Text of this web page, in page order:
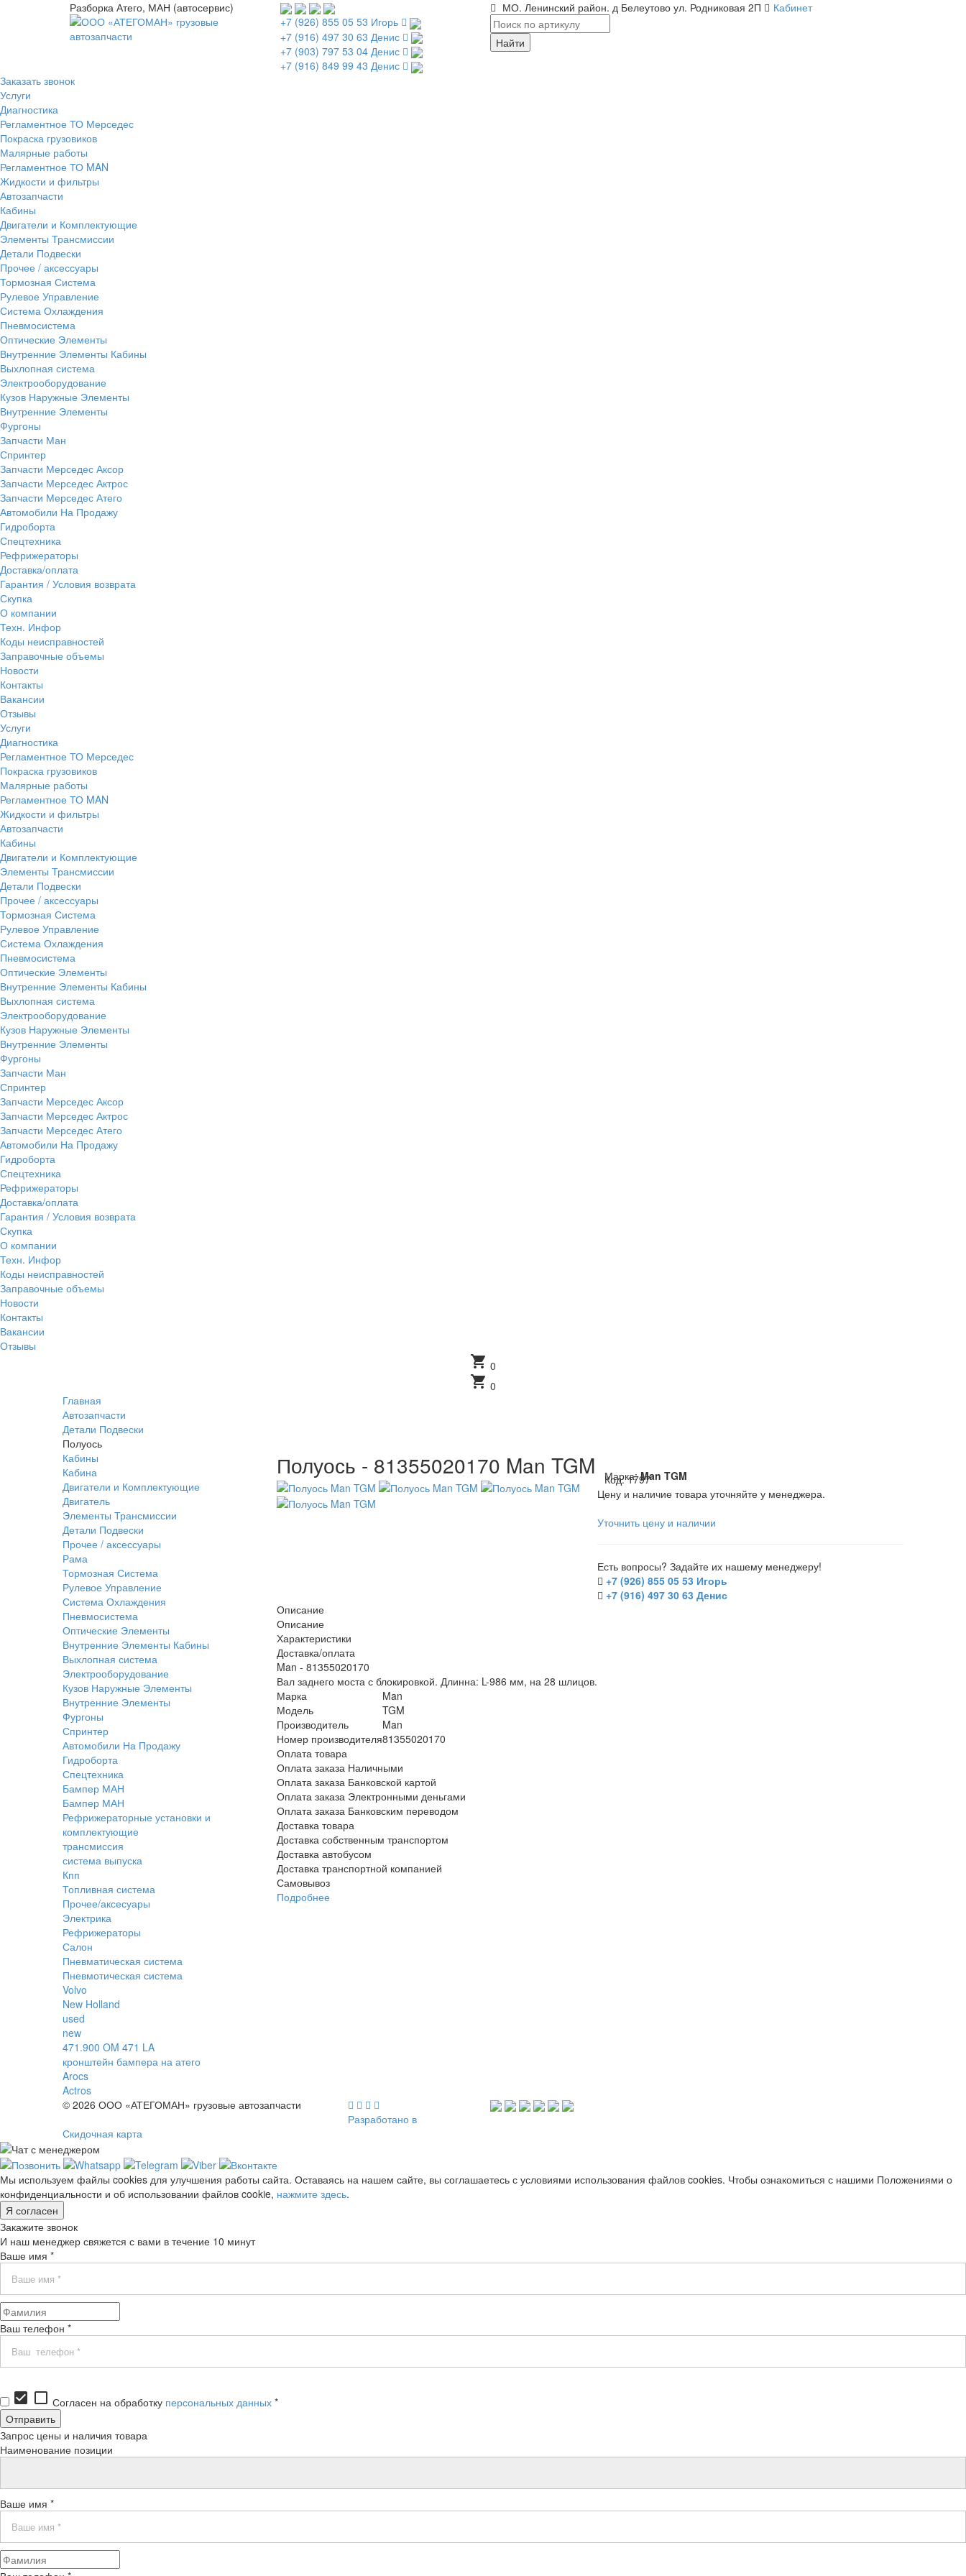
Разборка Атего, МАН (автосервис) МО. Ленинский район. д Белеутово ул. Родниковая 2П
Кабинет
+7 (926) 855 05 53 Игорь
+7 (916) 497 30 63 Денис
+7 (903) 797 53 04 Денис
+7 (916) 849 99 43 Денис
Заказать звонок
Услуги
Диагностика
Регламентное ТО Мерседес
Покраска грузовиков
Малярные работы
Регламентное ТО MAN
Жидкости и фильтры
Автозапчасти
Кабины
Двигатели и Комплектующие
Элементы Трансмиссии
Детали Подвески
Прочее / аксессуары
Тормозная Система
Рулевое Управление
Система Охлаждения
Пневмосистема
Оптические Элементы
Внутренние Элементы Кабины
Выхлопная система
Электрооборудование
Кузов Наружные Элементы
Внутренние Элементы
Фургоны
Запчасти Ман
Спринтер
Запчасти Мерседес Аксор
Запчасти Мерседес Актрос
Запчасти Мерседес Атего
Автомобили На Продажу
Гидроборта
Спецтехника
Рефрижераторы
Доставка/оплата
Гарантия / Условия возврата
Скупка
О компании
Техн. Инфор
Коды неисправностей
Заправочные объемы
Новости
Контакты
Вакансии
Отзывы
Услуги
Диагностика
Регламентное ТО Мерседес
Покраска грузовиков
Малярные работы
Регламентное ТО MAN
Жидкости и фильтры
Автозапчасти
Кабины
Двигатели и Комплектующие
Элементы Трансмиссии
Детали Подвески
Прочее / аксессуары
Тормозная Система
Рулевое Управление
Система Охлаждения
Пневмосистема
Оптические Элементы
Внутренние Элементы Кабины
Выхлопная система
Электрооборудование
Кузов Наружные Элементы
Внутренние Элементы
Фургоны
Запчасти Ман
Спринтер
Запчасти Мерседес Аксор
Запчасти Мерседес Актрос
Запчасти Мерседес Атего
Автомобили На Продажу
Гидроборта
Спецтехника
Рефрижераторы
Доставка/оплата
Гарантия / Условия возврата
Скупка
О компании
Техн. Инфор
Коды неисправностей
Заправочные объемы
Новости
Контакты
Вакансии
Отзывы
shopping_cart 0
shopping_cart 0
Главная
Автозапчасти
Детали Подвески
Полуось
Полуось - 81355020170 Man TGM Марка:Man TGM
Код:1797
Цену и наличие товара уточняйте у менеджера.
Уточнить цену и наличии
Есть вопросы? Задайте их нашему менеджеру!
+7 (926) 855 05 53 Игорь
+7 (916) 497 30 63 Денис
Описание
Описание
Характеристики
Доставка/оплата
Man - 81355020170
Вал заднего моста с блокировкой. Длинна: L-986 мм, на 28 шлицов.
Марка
Man
Модель
TGM
Производитель
Man
Номер производителя81355020170
Оплата товара
Оплата заказа Наличными
Оплата заказа Банковской картой
Оплата заказа Электронными деньгами
Оплата заказа Банковским переводом
Доставка товара
Доставка собственным транспортом
Доставка автобусом
Доставка транспортной компанией
Самовывоз
Подробнее
Кабины
Кабина
Двигатели и Комплектующие
Двигатель
Элементы Трансмиссии
Детали Подвески
Прочее / аксессуары
Рама
Тормозная Система
Рулевое Управление
Система Охлаждения
Пневмосистема
Оптические Элементы
Внутренние Элементы Кабины
Выхлопная система
Электрооборудование
Кузов Наружные Элементы
Внутренние Элементы
Фургоны
Спринтер
Автомобили На Продажу
Гидроборта
Спецтехника
Бампер МАН
Бампер МАН
Рефрижераторные установки и
комплектующие
трансмиссия
система выпуска
Кпп
Топливная система
Прочее/аксесуары
Электрика
Рефрижераторы
Салон
Пневматическая система
Пневмотическая система
Volvo
New Holland
used
new
471.900 OM 471 LA
кронштейн бампера на атего
Arocs
Actros
© 2026 ООО «АТЕГОМАН» грузовые автозапчасти
Разработано в
Скидочная карта
Мы используем файлы cookies для улучшения работы сайта. Оставаясь на нашем сайте, вы соглашаетесь с условиями использования файлов cookies. Чтобы ознакомиться с нашими Положениями о
конфиденциальности и об использовании файлов cookie, нажмите здесь.
Я согласен
Закажите звонок
И наш менеджер свяжется с вами в течение 10 минут
Ваше имя *
Ваш телефон *
check_box check_box_outline_blank Согласен на обработку персональных данных *
Запрос цены и наличия товара
Наименование позиции
Ваше имя *